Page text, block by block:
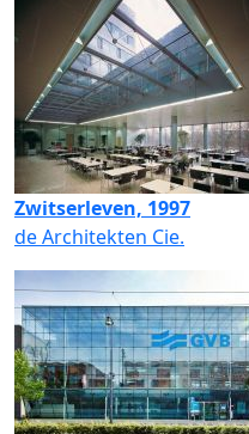
Zwitserleven, 1997
de Architekten Cie.